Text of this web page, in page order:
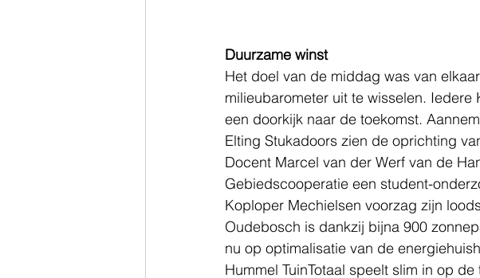
Duurzame winst
Het doel van de middag was van
milieubarometer uit te wisselen.
een doorkijk naar de toekomst.
Elting Stukadoors zien de oprichting
Docent Marcel van der Werf van de
Gebiedscooperatie een student-
Koploper Mechielsen voorzag zijn
Oudebosch is dankzij bijna 900
nu op optimalisatie van de
Hummel TuinTotaal speelt slim in op